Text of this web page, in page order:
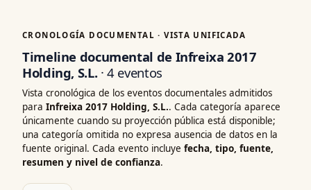
CRONOLOGÍA DOCUMENTAL · VISTA UNIFICADA
Timeline documental de Infreixa 2017
Holding, S.L. · 4 eventos
Vista cronológica de los eventos documentales admitidos
para Infreixa 2017 Holding, S.L.. Cada categoría aparece
únicamente cuando su proyección pública está disponible;
una categoría omitida no expresa ausencia de datos en la
fuente original. Cada evento incluye fecha, tipo, fuente,
resumen y nivel de confianza.